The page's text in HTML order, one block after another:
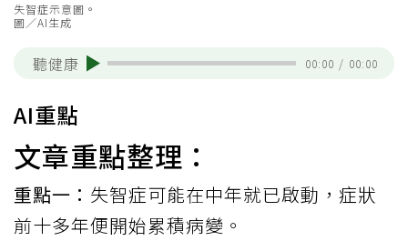
失智症示意圖。
圖／AI生成
聽健康 00:00 / 00:00
AI重點
文章重點整理：
重點一： 失智症可能在中年就已啟動，症狀
前十多年便開始累積病變。